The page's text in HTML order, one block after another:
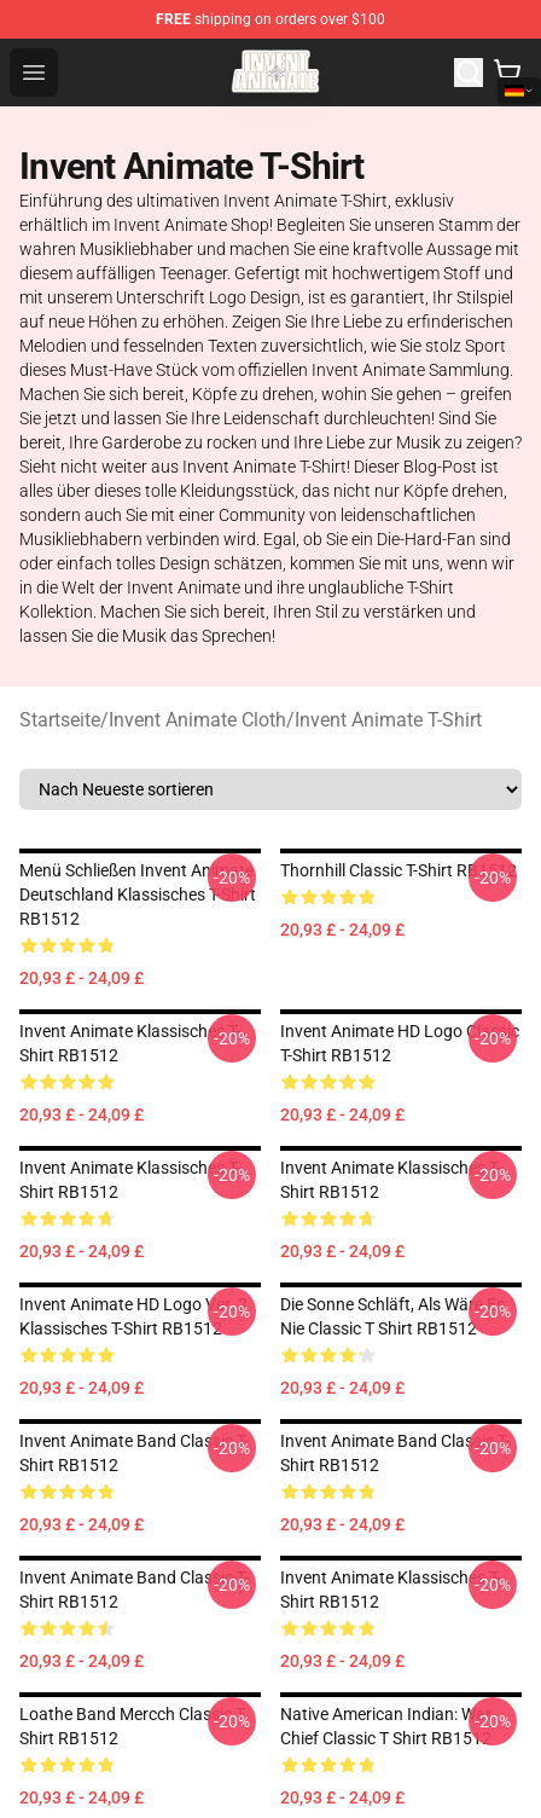
FREE shipping on orders over $100
Open menu
Invent Animate Shop - Official Invent Animate
Invent Animate T-Shirt
Einführung des ultimativen Invent Animate T-Shirt, exklusiv
erhältlich im Invent Animate Shop! Begleiten Sie unseren Stamm der
wahren Musikliebhaber und machen Sie eine kraftvolle Aussage mit
diesem auffälligen Teenager. Gefertigt mit hochwertigem Stoff und
mit unserem Unterschrift Logo Design, ist es garantiert, Ihr Stilspiel
auf neue Höhen zu erhöhen. Zeigen Sie Ihre Liebe zu erfinderischen
Melodien und fesselnden Texten zuversichtlich, wie Sie stolz Sport
dieses Must-Have Stück vom offiziellen Invent Animate Sammlung.
Machen Sie sich bereit, Köpfe zu drehen, wohin Sie gehen – greifen
Sie jetzt und lassen Sie Ihre Leidenschaft durchleuchten! Sind Sie
bereit, Ihre Garderobe zu rocken und Ihre Liebe zur Musik zu zeigen?
Sieht nicht weiter aus Invent Animate T-Shirt! Dieser Blog-Post ist
alles über dieses tolle Kleidungsstück, das nicht nur Köpfe drehen,
sondern auch Sie mit einer Community von leidenschaftlichen
Musikliebhabern verbinden wird. Egal, ob Sie ein Die-Hard-Fan sind
oder einfach tolles Design schätzen, kommen Sie mit uns, wenn wir
in die Welt der Invent Animate und ihre unglaubliche T-Shirt
Kollektion. Machen Sie sich bereit, Ihren Stil zu verstärken und
lassen Sie die Musik das Sprechen!
Startseite/Invent Animate Cloth/Invent Animate T-Shirt
Menü Schließen Invent Animate
Deutschland Klassisches T-Shirt
RB1512
20,93 £ - 24,09 £
-20% Thornhill Classic T-Shirt RB1512
20,93 £ - 24,09 £
-20%
Invent Animate Klassisches T-
Shirt RB1512
20,93 £ - 24,09 £
-20%
Invent Animate HD Logo Classic
T-Shirt RB1512
20,93 £ - 24,09 £
-20%
Invent Animate Klassisches T-
Shirt RB1512
20,93 £ - 24,09 £
-20%
Invent Animate Klassisches T-
Shirt RB1512
20,93 £ - 24,09 £
-20%
Invent Animate HD Logo Ver. 2
Klassisches T-Shirt RB1512
20,93 £ - 24,09 £
-20%
Die Sonne Schläft, Als Wäre Es
Nie Classic T Shirt RB1512
20,93 £ - 24,09 £
-20%
Invent Animate Band Classic T-
Shirt RB1512
20,93 £ - 24,09 £
-20%
Invent Animate Band Classic T-
Shirt RB1512
20,93 £ - 24,09 £
-20%
Invent Animate Band Classic T-
Shirt RB1512
20,93 £ - 24,09 £
-20%
Invent Animate Klassisches T-
Shirt RB1512
20,93 £ - 24,09 £
-20%
Loathe Band Mercch Classic T
Shirt RB1512
20,93 £ - 24,09 £
-20%
Native American Indian: War
Chief Classic T Shirt RB1512
20,93 £ - 24,09 £
-20%